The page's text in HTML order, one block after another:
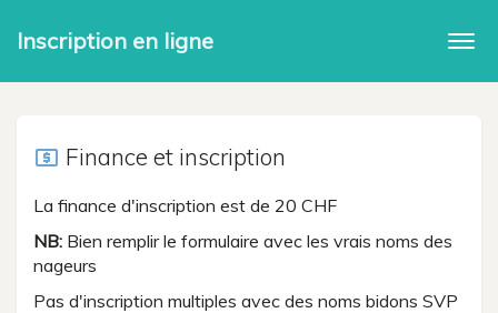
Inscription en ligne
local_atm Finance et inscription
La finance d'inscription est de 20 CHF
NB: Bien remplir le formulaire avec les vrais noms des
nageurs
Pas d'inscription multiples avec des noms bidons SVP